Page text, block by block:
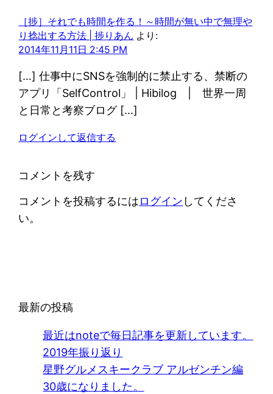
［捗］それでも時間を作る！～時間が無い中で無理や
り捻出する方法 | 捗りあん より:
2014年11月11日 2:45 PM
[…] 仕事中にSNSを強制的に禁止する、禁断の
アプリ「SelfControl」 | Hibilog | 世界一周
と日常と考察ブログ […]
ログインして返信する
コメントを残す
コメントを投稿するにはログイン してくださ
い。
最新の投稿
最近はnoteで毎日記事を更新しています。
2019年振り返り
星野グルメスキークラブ アルゼンチン編
30歳になりました。